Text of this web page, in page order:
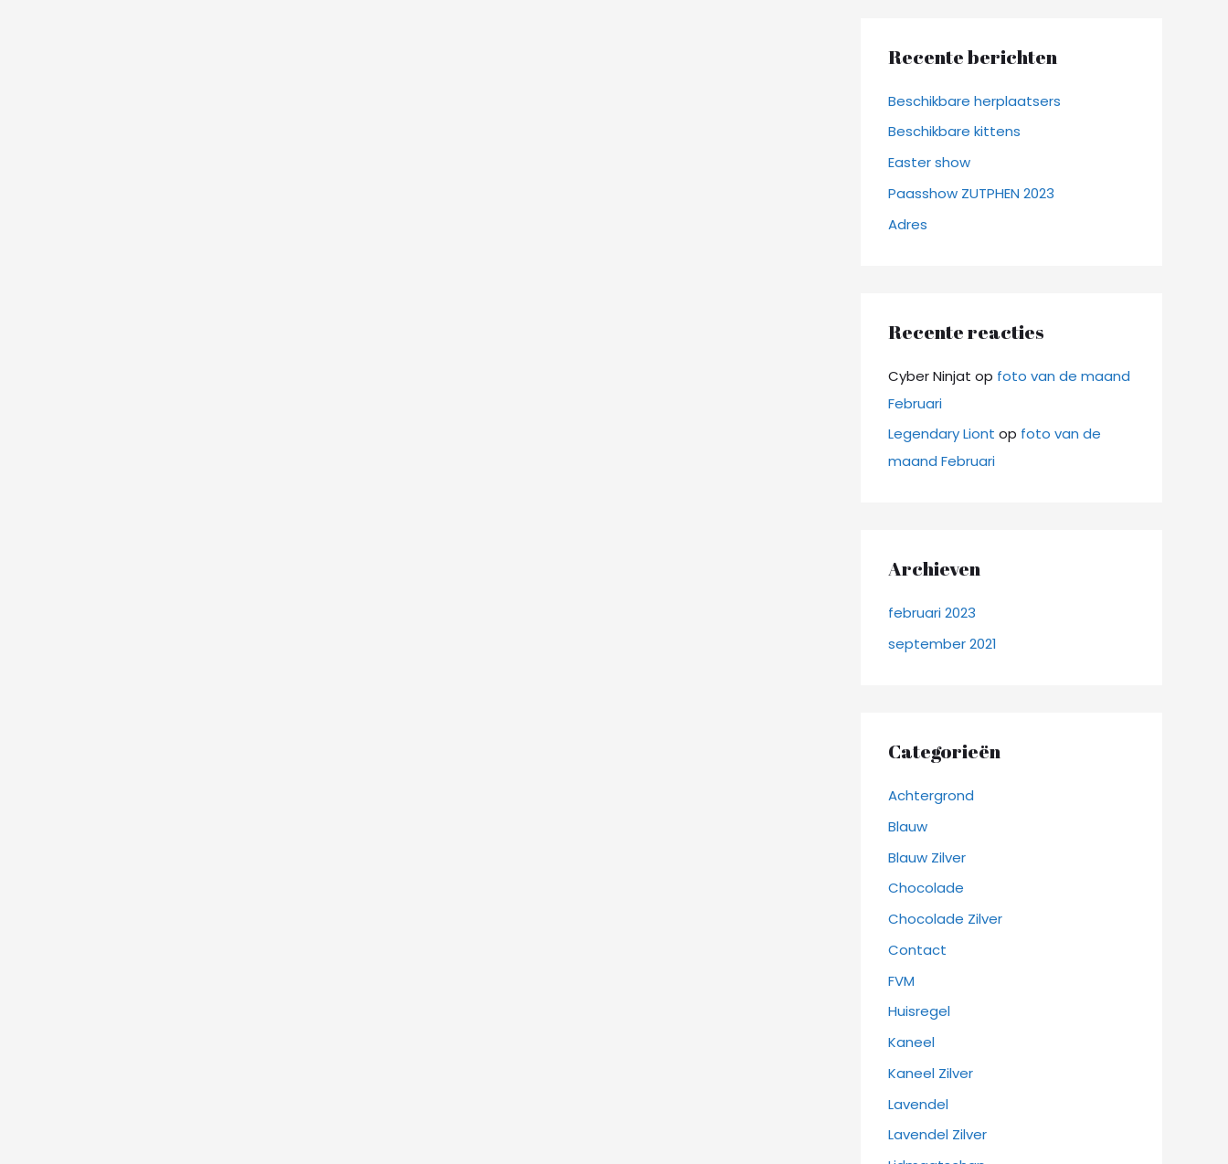
a
:
Recente berichten
Beschikbare herplaatsers
Beschikbare kittens
Easter show
Paasshow ZUTPHEN 2023
Adres
Recente reacties
Cyber Ninjat op foto van de maand
Februari
Legendary Liont op foto van de
maand Februari
Archieven
februari 2023
september 2021
Categorieën
Achtergrond
Blauw
Blauw Zilver
Chocolade
Chocolade Zilver
Contact
FVM
Huisregel
Kaneel
Kaneel Zilver
Lavendel
Lavendel Zilver